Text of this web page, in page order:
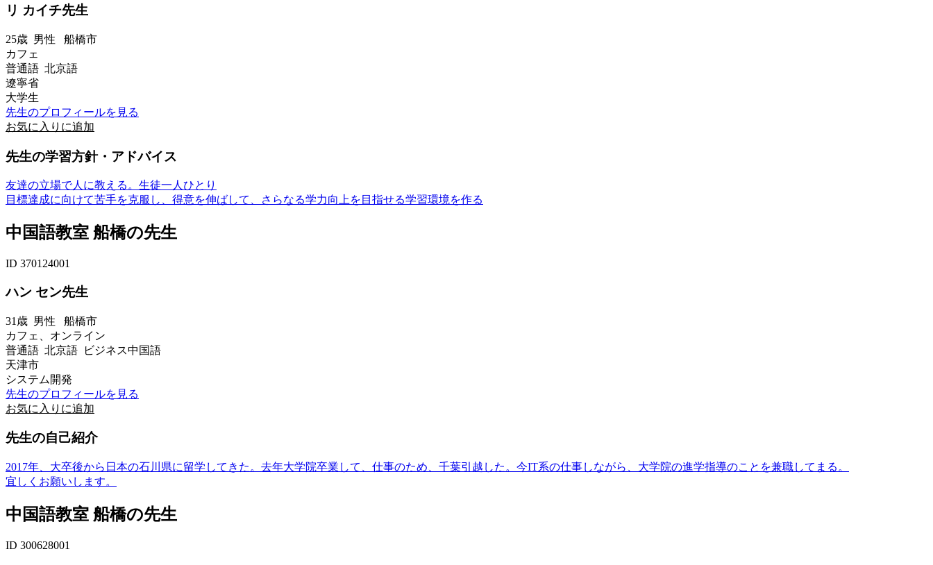
リ カイチ先生
25歳 男性 船橋市
カフェ
普通語 北京語
遼寧省
大学生
先生のプロフィールを見る
お気に入りに追加
先生の学習方針・アドバイス
友達の立場で人に教える。生徒一人ひとり
目標達成に向けて苦手を克服し、得意を伸ばして、さらなる学力向上を目指せる学習環境を作る
中国語教室 船橋の先生
ID 370124001
ハン セン先生
31歳 男性 船橋市
カフェ、オンライン
普通語 北京語 ビジネス中国語
天津市
システム開発
先生のプロフィールを見る
お気に入りに追加
先生の自己紹介
2017年、大卒後から日本の石川県に留学してきた。去年大学院卒業して、仕事のため、千葉引越した。今IT系の仕事しながら、大学院の進学指導のことを兼職してまる。
宜しくお願いします。
中国語教室 船橋の先生
ID 300628001